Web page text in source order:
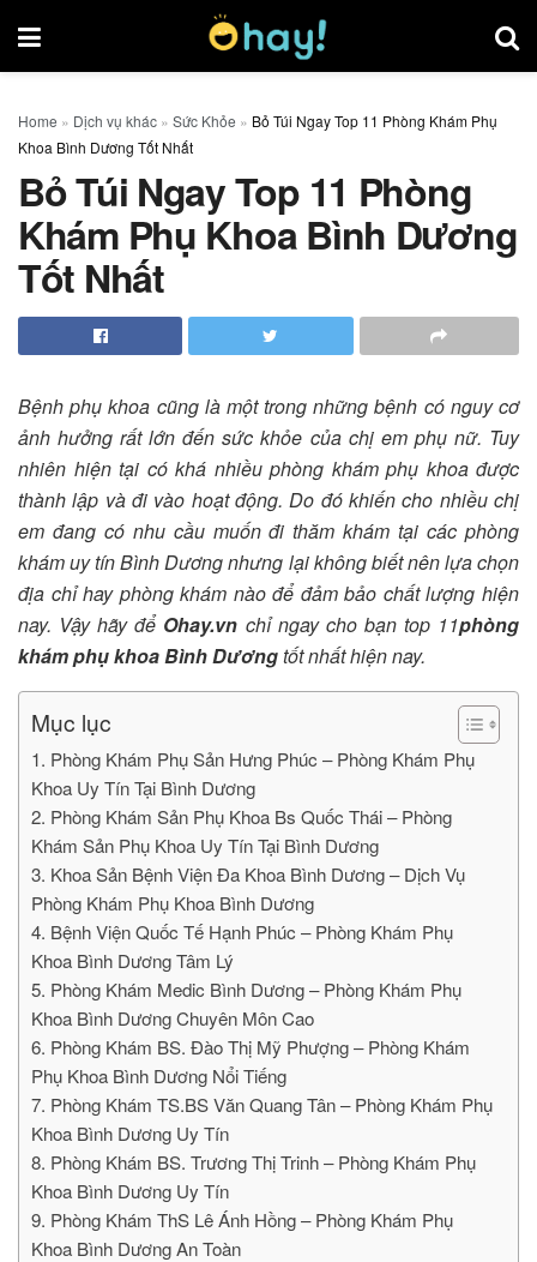
Home » Dịch vụ khác » Sức Khỏe » Bỏ Túi Ngay Top 11 Phòng Khám Phụ
Khoa Bình Dương Tốt Nhất
Bỏ Túi Ngay Top 11 Phòng
Khám Phụ Khoa Bình Dương
Tốt Nhất
Bệnh phụ khoa cũng là một trong những bệnh có nguy cơ
ảnh hưởng rất lớn đến sức khỏe của chị em phụ nữ. Tuy
nhiên hiện tại có khá nhiều phòng khám phụ khoa được
thành lập và đi vào hoạt động. Do đó khiến cho nhiều chị
em đang có nhu cầu muốn đi thăm khám tại các phòng
khám uy tín Bình Dương nhưng lại không biết nên lựa chọn
địa chỉ hay phòng khám nào để đảm bảo chất lượng hiện
nay. Vậy hãy đểOhay.vn chỉ ngay cho bạn top 11phòng
khám phụ khoa Bình Dươngtốt nhất hiện nay.
Mục lục
1. Phòng Khám Phụ Sản Hưng Phúc – Phòng Khám Phụ
Khoa Uy Tín Tại Bình Dương
2. Phòng Khám Sản Phụ Khoa Bs Quốc Thái – Phòng
Khám Sản Phụ Khoa Uy Tín Tại Bình Dương
3. Khoa Sản Bệnh Viện Đa Khoa Bình Dương – Dịch Vụ
Phòng Khám Phụ Khoa Bình Dương
4. Bệnh Viện Quốc Tế Hạnh Phúc – Phòng Khám Phụ
Khoa Bình Dương Tâm Lý
5. Phòng Khám Medic Bình Dương – Phòng Khám Phụ
Khoa Bình Dương Chuyên Môn Cao
6. Phòng Khám BS. Đào Thị Mỹ Phượng – Phòng Khám
Phụ Khoa Bình Dương Nổi Tiếng
7. Phòng Khám TS.BS Văn Quang Tân – Phòng Khám Phụ
Khoa Bình Dương Uy Tín
8. Phòng Khám BS. Trương Thị Trinh – Phòng Khám Phụ
Khoa Bình Dương Uy Tín
9. Phòng Khám ThS Lê Ánh Hồng – Phòng Khám Phụ
Khoa Bình Dương An Toàn